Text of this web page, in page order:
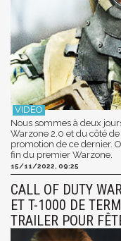
Nous sommes à deux
Warzone 2.0 et du côté
promotion de ce dernier.
fin du premier Warzone.
15/11/2022, 09:25
CALL OF DUTY
ET T-1000 DE
TRAILER POUR